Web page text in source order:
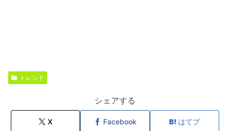
トレンド
シェアする
X Facebook はてブ